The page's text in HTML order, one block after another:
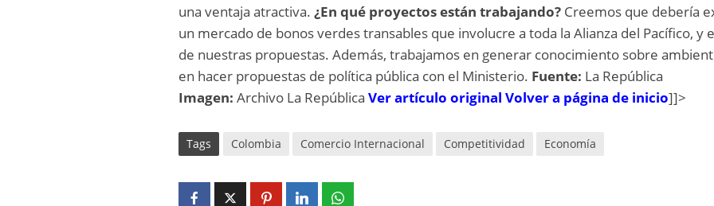
una ventaja atractiva.¿En qué proyectos están trabajando? Creemos que debería
un mercado de bonos verdes transables que involucre a toda la Alianza del Pacífico, y
de nuestras propuestas. Además, trabajamos en generar conocimiento sobre
en hacer propuestas de política pública con el Ministerio. Fuente: La República
Imagen:Archivo La RepúblicaVer artículo original Volver a página de inicio]]>
Tags Colombia Comercio Internacional Competitividad Economía